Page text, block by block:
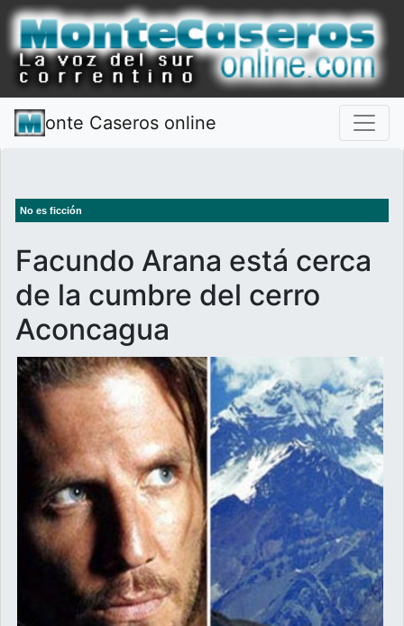
onte Caseros online
No es ficción
Facundo Arana está cerca
de la cumbre del cerro
Aconcagua